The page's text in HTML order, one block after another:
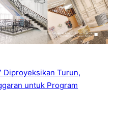
Diproyeksikan Turun,
untuk Program